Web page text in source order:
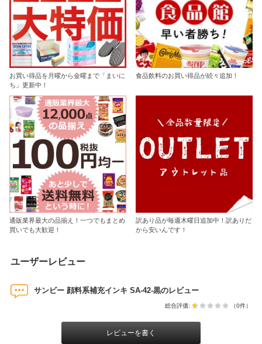
お買い得品を月曜から金曜まで「まいに
ち」更新中！
食品飲料のお買い得品が続々追加！
通販業界最大の品揃え！一つでもまとめ
買いでも大歓迎！
訳あり品が毎週木曜日追加中！訳ありだ
から安いんです！
ユーザーレビュー
サンビー 顔料系補充インキ SA-42-黒のレビュー
総合評価: （0件）
レビューを書く